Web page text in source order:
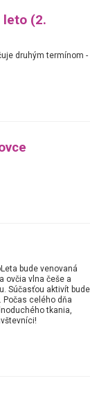
leto (2.
druhým termínom -
bude venovaná
ovčia vlna češe a
Súčasťou aktivít bude
Počas celého dňa
tkania,